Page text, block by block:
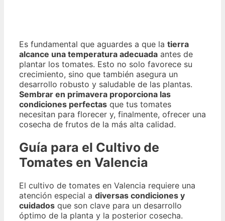
Es fundamental que aguardes a que la tierra
alcance una temperatura adecuada antes de
plantar los tomates. Esto no solo favorece su
crecimiento, sino que también asegura un
desarrollo robusto y saludable de las plantas.
Sembrar en primavera proporciona las
condiciones perfectas que tus tomates
necesitan para florecer y, finalmente, ofrecer una
cosecha de frutos de la más alta calidad.
Guía para el Cultivo de
Tomates en Valencia
El cultivo de tomates en Valencia requiere una
atención especial a diversas condiciones y
cuidados que son clave para un desarrollo
óptimo de la planta y la posterior cosecha.